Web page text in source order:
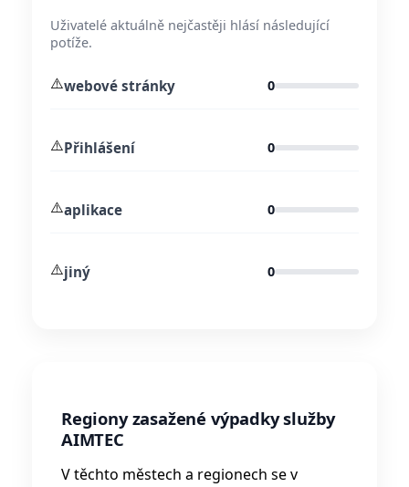
Uživatelé aktuálně nejčastěji hlásí následující
potíže.
⚠️webové stránky 0
⚠️Přihlášení 0
⚠️aplikace 0
⚠️jiný 0
Regiony zasažené výpadky služby
AIMTEC
V těchto městech a regionech se v